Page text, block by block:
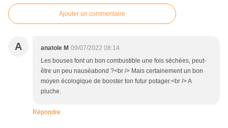
Ajouter un commentaire
A anatole M 09/07/2022 08:14
Les bouses font un bon combustible une fois séchées, peut-
être un peu nauséabond ?<br /> Mais certainement un bon
moyen écologique de booster ton futur potager.<br /> A
pluche.
Répondre